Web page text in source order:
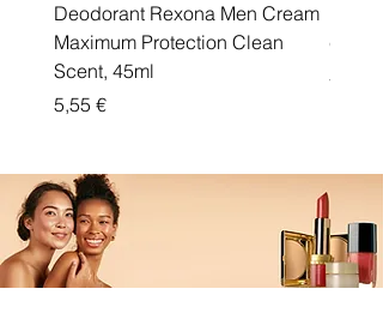
Deodorant Rexona Men Cream
Maximum Protection Clean
Scent, 45ml
Price
5,55 €
Price
5,55 €